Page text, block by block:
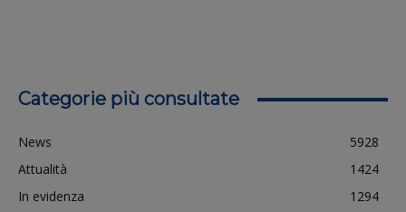
Categorie più consultate
News
5928
Attualità
1424
In evidenza
1294